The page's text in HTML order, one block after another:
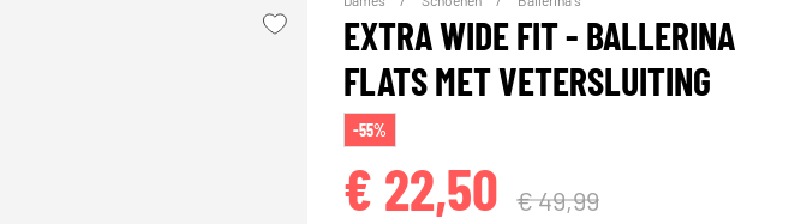
EXTRA WIDE FIT - BALLERINA
FLATS MET VETERSLUITING
-55%
€ 22,50 € 49,99